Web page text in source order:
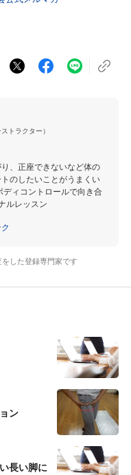
トラクター）
、正座できないなど体の
のしたいことがうまくい
ィコントロールで向き合
ルレッスン
した登録専門家です
ン
長い脚に